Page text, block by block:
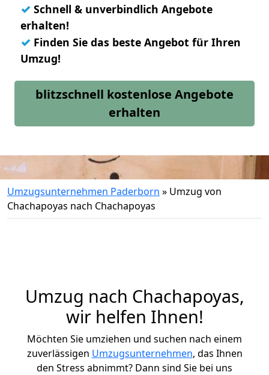
✓ Schnell & unverbindlich Angebote
erhalten!
✓ Finden Sie das beste Angebot für Ihren
Umzug!
blitzschnell kostenlose Angebote
erhalten
Umzugsunternehmen Paderborn » Umzug von
Chachapoyas nach Chachapoyas
Umzug nach Chachapoyas,
wir helfen Ihnen!
Möchten Sie umziehen und suchen nach einem
zuverlässigen Umzugsunternehmen, das Ihnen
den Stress abnimmt? Dann sind Sie bei uns